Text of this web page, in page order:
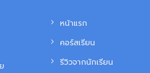
หน้าแรก
คอร์สเรียน
รีวิวจากนักเรียน